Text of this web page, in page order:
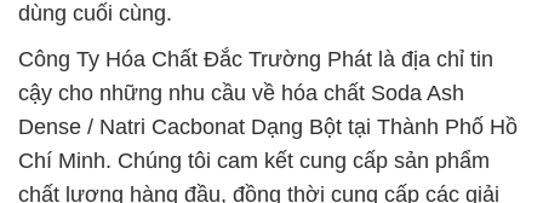
dùng cuối cùng.
Công Ty Hóa Chất Đắc Trường Phát là địa chỉ tin
cậy cho những nhu cầu về hóa chất Soda Ash
Dense / Natri Cacbonat Dạng Bột tại Thành Phố Hồ
Chí Minh. Chúng tôi cam kết cung cấp sản phẩm
chất lượng hàng đầu, đồng thời cung cấp các giải